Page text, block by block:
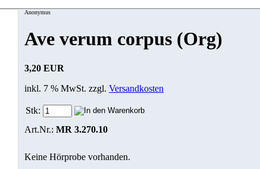
Anonymus
Ave verum corpus (Org)
3,20 EUR
inkl. 7 % MwSt. zzgl. Versandkosten
Stk:
Art.Nr.: MR 3.270.10
Keine Hörprobe vorhanden.